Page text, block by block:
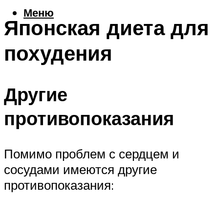
Меню
Японская диета для
похудения
Другие
противопоказания
Помимо проблем с сердцем и
сосудами имеются другие
противопоказания: